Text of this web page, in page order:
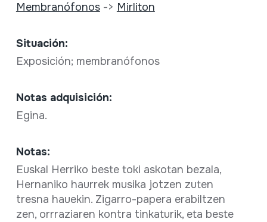
Membranófonos-> Mirliton
Situación:
Exposición; membranófonos
Notas adquisición:
Egina.
Notas:
Euskal Herriko beste toki askotan bezala,
Hernaniko haurrek musika jotzen zuten
tresna hauekin. Zigarro-papera erabiltzen
zen, orrraziaren kontra tinkaturik, eta beste